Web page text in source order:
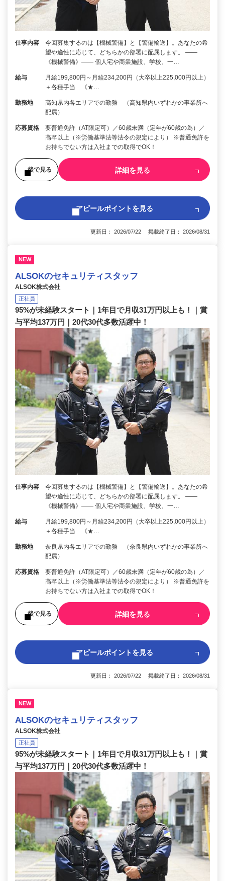
仕事内容
今回募集するのは【機械警備】と【警備輸送】。あなたの希
望や適性に応じて、どちらかの部署に配属します。 ――
《機械警備》―― 個人宅や商業施設、学校、一…
給与
月給199,800円～月給234,200円（大卒以上225,000円以上）
＋各種手当 《★…
勤務地
高知県内各エリアでの勤務 （高知県内いずれかの事業所へ
配属）
応募資格
要普通免許（AT限定可）／60歳未満（定年が60歳の為）／
高卒以上（※労働基準法等法令の規定により） ※普通免許を
お持ちでない方は入社までの取得でOK！
後で見る 詳細を見る
アピールポイントを見る
更新日： 2026/07/22 掲載終了日： 2026/08/31
NEW
ALSOKのセキュリティスタッフ
ALSOK株式会社
正社員
95%が未経験スタート｜1年目で月収31万円以上も！｜賞
与平均137万円｜20代30代多数活躍中！
仕事内容
今回募集するのは【機械警備】と【警備輸送】。あなたの希
望や適性に応じて、どちらかの部署に配属します。 ――
《機械警備》―― 個人宅や商業施設、学校、一…
給与
月給199,800円～月給234,200円（大卒以上225,000円以上）
＋各種手当 《★…
勤務地
奈良県内各エリアでの勤務 （奈良県内いずれかの事業所へ
配属）
応募資格
要普通免許（AT限定可）／60歳未満（定年が60歳の為）／
高卒以上（※労働基準法等法令の規定により） ※普通免許を
お持ちでない方は入社までの取得でOK！
後で見る 詳細を見る
アピールポイントを見る
更新日： 2026/07/22 掲載終了日： 2026/08/31
NEW
ALSOKのセキュリティスタッフ
ALSOK株式会社
正社員
95%が未経験スタート｜1年目で月収31万円以上も！｜賞
与平均137万円｜20代30代多数活躍中！